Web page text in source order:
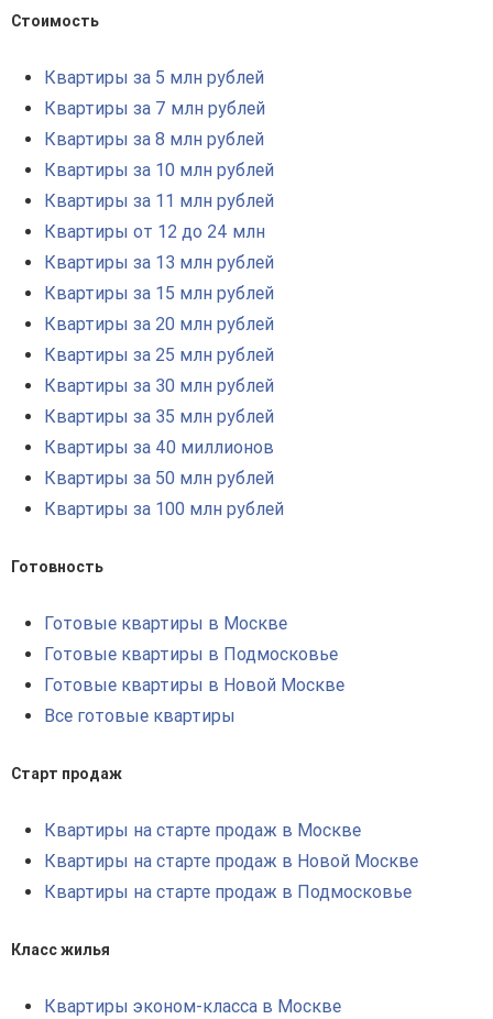
Стоимость
Квартиры за 5 млн рублей
Квартиры за 7 млн рублей
Квартиры за 8 млн рублей
Квартиры за 10 млн рублей
Квартиры за 11 млн рублей
Квартиры от 12 до 24 млн
Квартиры за 13 млн рублей
Квартиры за 15 млн рублей
Квартиры за 20 млн рублей
Квартиры за 25 млн рублей
Квартиры за 30 млн рублей
Квартиры за 35 млн рублей
Квартиры за 40 миллионов
Квартиры за 50 млн рублей
Квартиры за 100 млн рублей
Готовность
Готовые квартиры в Москве
Готовые квартиры в Подмосковье
Готовые квартиры в Новой Москве
Все готовые квартиры
Старт продаж
Квартиры на старте продаж в Москве
Квартиры на старте продаж в Новой Москве
Квартиры на старте продаж в Подмосковье
Класс жилья
Квартиры эконом-класса в Москве